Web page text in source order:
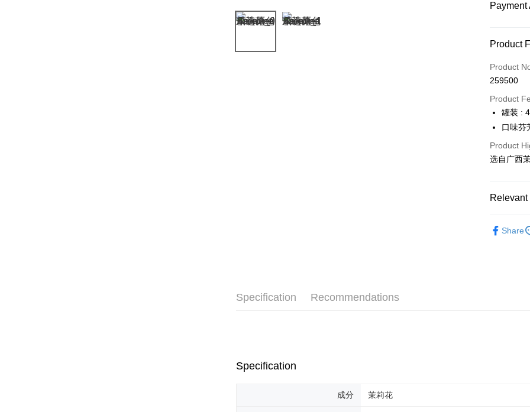
Credit Card
Online
More info
Only
Touch 'n Go
Boost
GrabPay
Malaysia
Product
Product
259500
Product
罐装 :
口味芬
Product
选自广西
Share
Specification Recommendations
Specification
成分 茉莉花